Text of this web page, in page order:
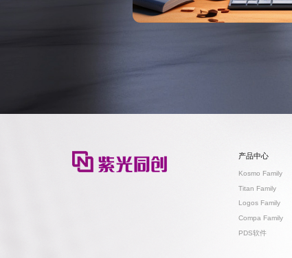
产品中心
Kosmo Family
Titan Family
Logos Family
Compa Family
PDS软件